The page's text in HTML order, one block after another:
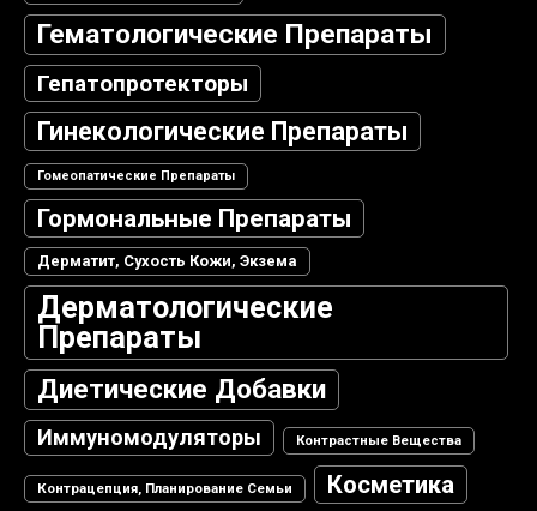
Гематологические Препараты
Гепатопротекторы
Гинекологические Препараты
Гомеопатические Препараты
Гормональные Препараты
Дерматит, Сухость Кожи, Экзема
Дерматологические
Препараты
Диетические Добавки
Иммуномодуляторы Контрастные Вещества
Контрацепция, Планирование Семьи Косметика